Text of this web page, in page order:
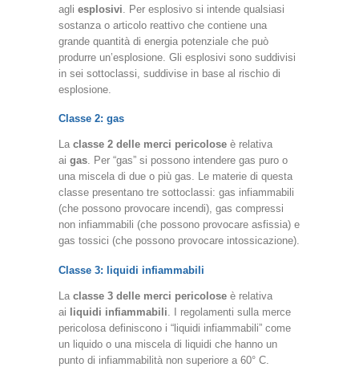
agli esplosivi . Per esplosivo si intende qualsiasi
sostanza o articolo reattivo che contiene una
grande quantità di energia potenziale che può
produrre un’esplosione. Gli esplosivi sono suddivisi
in sei sottoclassi, suddivise in base al rischio di
esplosione.
Classe 2: gas
La classe 2 delle merci pericoloseè relativa
ai gas. Per “gas” si possono intendere gas puro o
una miscela di due o più gas. Le materie di questa
classe presentano tre sottoclassi: gas infiammabili
(che possono provocare incendi), gas compressi
non infiammabili (che possono provocare asfissia) e
gas tossici (che possono provocare intossicazione).
Classe 3: liquidi infiammabili
La classe 3 delle merci pericoloseè relativa
ai
liquidi infiammabili . I regolamenti sulla merce
pericolosa definiscono i “liquidi infiammabili” come
un liquido o una miscela di liquidi che hanno un
punto di infiammabilità non superiore a 60° C.